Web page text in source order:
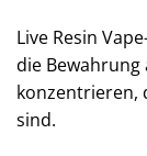
Live Resin
die
konzentrieren,
sind.